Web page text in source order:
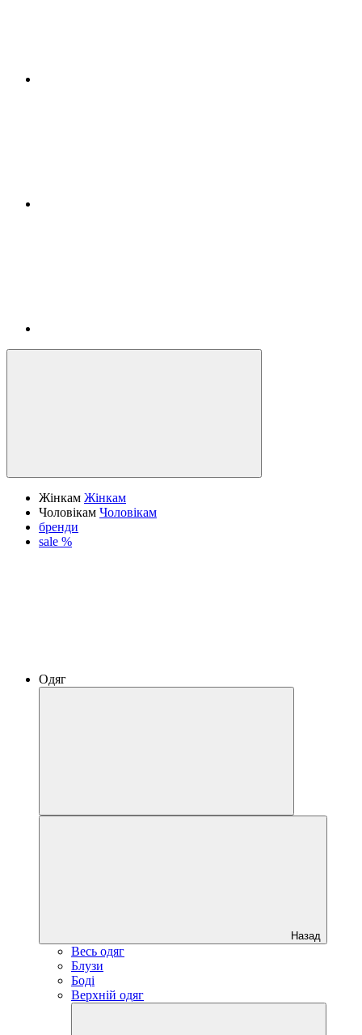
Жінкам Жінкам
Чоловікам Чоловікам
бренди
sale %
Одяг
Назад
Весь одяг
Блузи
Боді
Верхній одяг